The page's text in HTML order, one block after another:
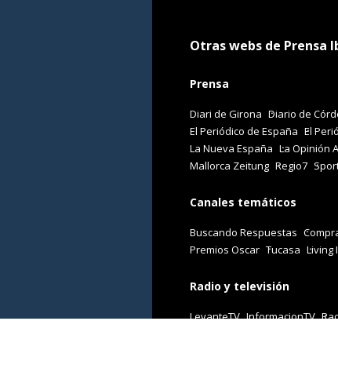
Otras webs de Prensa
Prensa
Diari de Girona Diario de
El Periódico de España El
La Nueva España La Opinión
Mallorca Zeitung Regio7
Canales temáticos
Buscando Respuestas
Premios Oscar Tucasa Living
Radio y televisión
LevanteTV InformacionTV